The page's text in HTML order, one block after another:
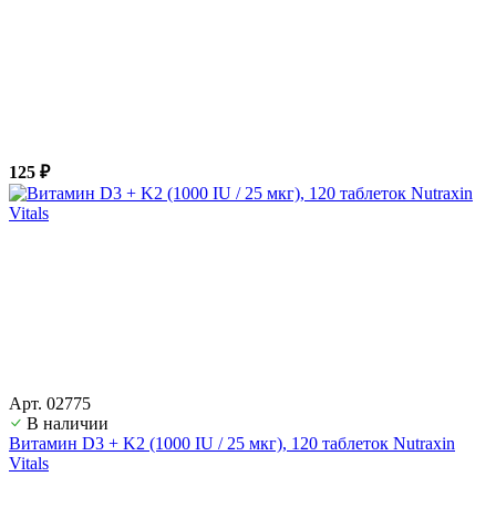
125 ₽
Арт. 02775
В наличии
Витамин D3 + K2 (1000 IU / 25 мкг), 120 таблеток Nutraxin
Vitals